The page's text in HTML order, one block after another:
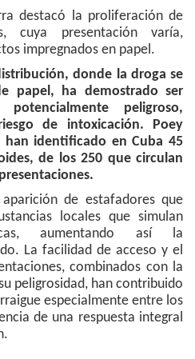
destacó la proliferación de
cuya presentación varía,
impregnados en papel.
donde la droga se
papel, ha demostrado ser
peligroso,
de intoxicación. Poey
han identificado en Cuba 45
de los 250 que circulan
de estafadores que
locales que simulan
aumentando así la
La facilidad de acceso y el
combinados con la
peligrosidad, han contribuido
especialmente entre los
de una respuesta integral